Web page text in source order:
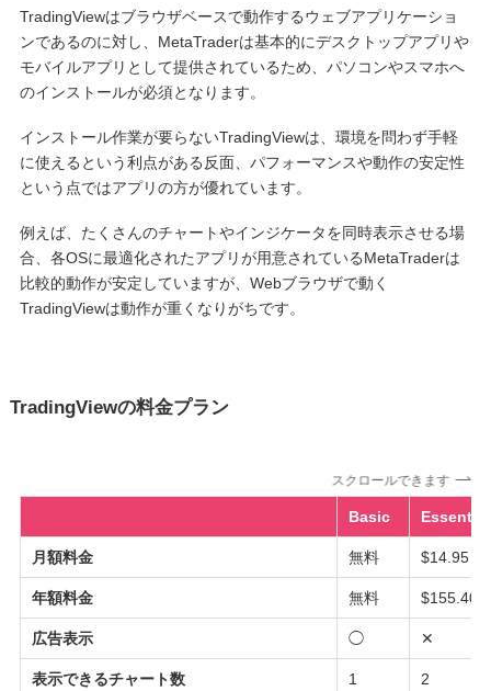
TradingViewはブラウザベースで動作するウェブアプリケーショ
ンであるのに対し、MetaTraderは基本的にデスクトップアプリや
モバイルアプリとして提供されているため、パソコンやスマホへ
のインストールが必須となります。
インストール作業が要らないTradingViewは、環境を問わず手軽
に使えるという利点がある反面、パフォーマンスや動作の安定性
という点ではアプリの方が優れています。
例えば、たくさんのチャートやインジケータを同時表示させる場
合、各OSに最適化されたアプリが用意されているMetaTraderは
比較的動作が安定していますが、Webブラウザで動く
TradingViewは動作が重くなりがちです。
TradingViewの料金プラン
スクロールできます
Basic Essential
月額料金 無料 $14.95
年額料金 無料 $155.40
広告表示 ◯ ✕
表示できるチャート数 1 2